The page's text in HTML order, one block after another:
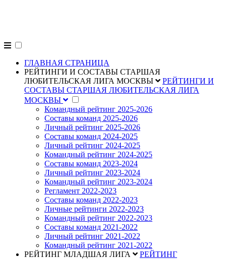
ГЛАВНАЯ СТРАНИЦА
РЕЙТИНГИ И СОСТАВЫ СТАРШАЯ
ЛЮБИТЕЛЬСКАЯ ЛИГА МОСКВЫ
РЕЙТИНГИ И
СОСТАВЫ СТАРШАЯ ЛЮБИТЕЛЬСКАЯ ЛИГА
МОСКВЫ
Командный рейтинг 2025-2026
Составы команд 2025-2026
Личный рейтинг 2025-2026
Составы команд 2024-2025
Личный рейтинг 2024-2025
Командный рейтинг 2024-2025
Составы команд 2023-2024
Личный рейтинг 2023-2024
Командный рейтинг 2023-2024
Регламент 2022-2023
Составы команд 2022-2023
Личные рейтинги 2022-2023
Командный рейтинг 2022-2023
Составы команд 2021-2022
Личный рейтинг 2021-2022
Командный рейтинг 2021-2022
РЕЙТИНГ МЛАДШАЯ ЛИГА
РЕЙТИНГ